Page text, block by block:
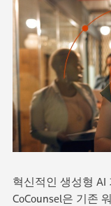
혁신적인 생성형 AI
CoCounsel은 기존